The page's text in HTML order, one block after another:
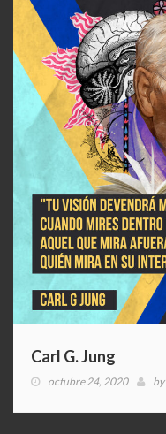
Carl G. Jung
octubre 24, 2020 by